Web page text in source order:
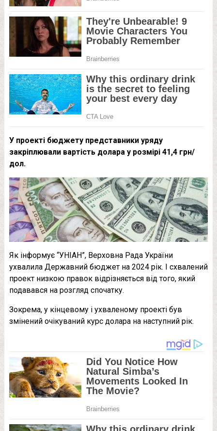
У проекті бюджету представники уряду
закріплювали вартість долара у розмірі 41,4 грн/
дол.
Як інформує “УНІАН”, Верховна Рада України
ухвалила Державний бюджет на 2024 рік. І схвалений
проект низкою правок відрізняється від того, який
подавався на розгляд спочатку.
Зокрема, у кінцевому і ухваленому проекті був
змінений очікуваний курс долара на наступний рік.